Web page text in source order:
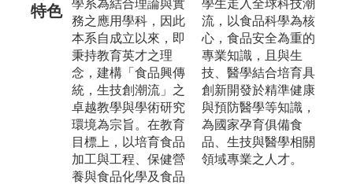
特色
學系為結合理論與實
務之應用學科，因此
本系自成立以來，即
秉持教育英才之理
念，建構「食品興傳
統，生技創潮流」之
卓越教學與學術研究
環境為宗旨。在教育
目標上，以培育食品
加工與工程、保健營
養與食品化學及食品
學生走入全球科技潮
流，以食品科學為核
心，食品安全為重的
專業知識，且與生
技、醫學結合培育具
創新開發於精準健康
與預防醫學等知識，
為國家孕育俱備食
品、生技與醫學相關
領域專業之人才。